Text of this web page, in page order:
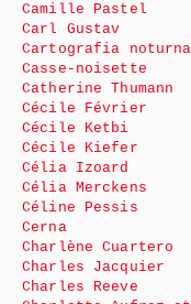
Camille Pastel
Carl Gustav
Cartografia noturna
Casse-noisette
Catherine Thumann
Cécile Février
Cécile Ketbi
Cécile Kiefer
Célia Izoard
Célia Merckens
Céline Pessis
Cerna
Charlène Cuartero
Charles Jacquier
Charles Reeve